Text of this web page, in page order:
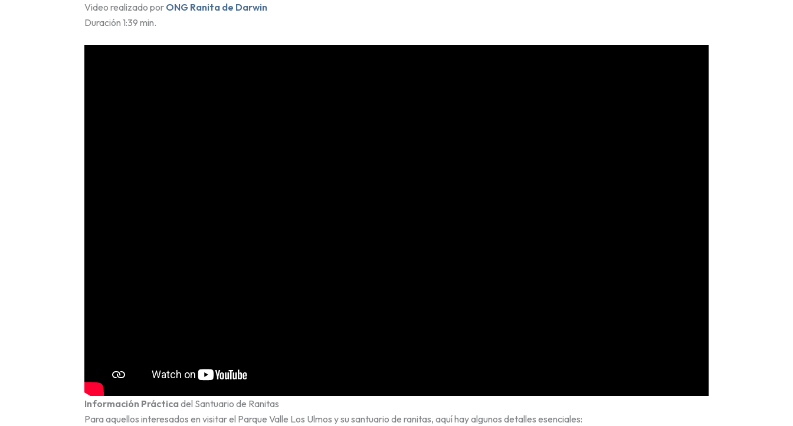
Video realizado por ONG Ranita de Darwin
Duración 1:39 min.
Información Prácticadel Santuario de Ranitas
Para aquellos interesados en visitar el Parque Valle Los Ulmos y su santuario de ranitas, aquí hay algunos detalles esenciales: